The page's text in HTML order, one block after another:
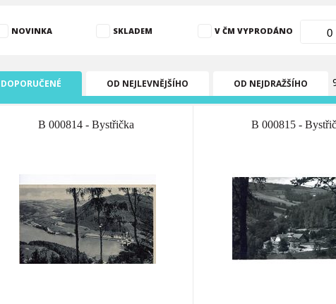
NOVINKA SKLADEM V ČM VYPRODÁNO
DOPORUČENÉ OD NEJLEVNĚJŠÍHO OD NEJDRAŽŠÍHO
B 000814 - Bystřička B 000815 -